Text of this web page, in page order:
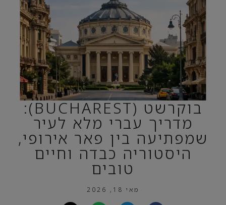
בוקרשט (BUCHAREST):
מדריך עברי מלא לעיר
שמפתיעה בין פאר אירופי,
היסטוריה כבדה וחיים
טובים
מאי 18, 2026